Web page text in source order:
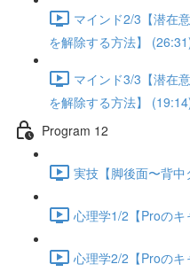
マインド2/3【潜在
を解除する方法】
マインド3/3【潜在
を解除する方法】
Program 12
実技【脚後面〜背
心理学1/2【Proの
心理学2/2【Proの